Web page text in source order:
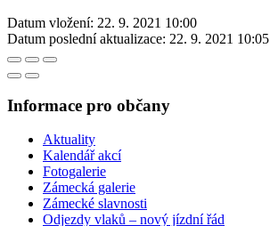
Datum vložení: 22. 9. 2021 10:00
Datum poslední aktualizace: 22. 9. 2021 10:05
Informace pro občany
Aktuality
Kalendář akcí
Fotogalerie
Zámecká galerie
Zámecké slavnosti
Odjezdy vlaků – nový jízdní řád